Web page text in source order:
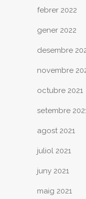
febrer 2022
gener 2022
desembre
novembre
octubre 2021
setembre
agost 2021
juliol 2021
juny 2021
maig 2021